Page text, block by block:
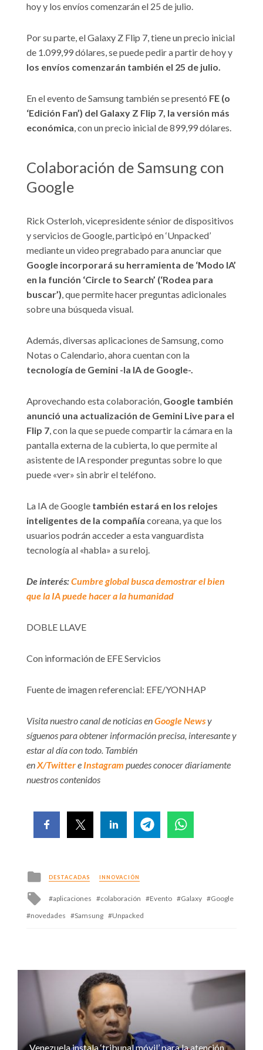
hoy y los envíos comenzarán el 25 de julio.
Por su parte, el Galaxy Z Flip 7, tiene un precio inicial
de 1.099,99 dólares, se puede pedir a partir de hoy y
los envíos comenzarán también el 25 de julio.
En el evento de Samsung también se presentó FE (o
‘Edición Fan’) del Galaxy Z Flip 7, la versión más
económica, con un precio inicial de 899,99 dólares.
Colaboración de Samsung con
Google
Rick Osterloh, vicepresidente sénior de dispositivos
y servicios de Google, participó en ‘Unpacked’
mediante un video pregrabado para anunciar que
Google incorporará su herramienta de ‘Modo IA’
en la función ‘Circle to Search’ (‘Rodea para
buscar’), que permite hacer preguntas adicionales
sobre una búsqueda visual.
Además, diversas aplicaciones de Samsung, como
Notas o Calendario, ahora cuentan con la
tecnología de Gemini -la IA de Google-.
Aprovechando esta colaboración, Google también
anunció una actualización de Gemini Live para el
Flip 7, con la que se puede compartir la cámara en la
pantalla externa de la cubierta, lo que permite al
asistente de IA responder preguntas sobre lo que
puede «ver» sin abrir el teléfono.
La IA de Google también estará en los relojes
inteligentes de la compañía coreana, ya que los
usuarios podrán acceder a esta vanguardista
tecnología al «habla» a su reloj.
De interés:Cumbre global busca demostrar el bien
que la IA puede hacer a la humanidad
DOBLE LLAVE
Con información de EFE Servicios
Fuente de imagen referencial: EFE/YONHAP
Visita nuestro canal de noticias enGoogle Newsy
síguenos para obtener información precisa, interesante y
estar al día con todo. También
enX/Twittere Instagram puedes conocer diariamente
nuestros contenidos
Posted
in
DESTACADAS INNOVACIÓN
Tagged
with
aplicaciones colaboración Evento Galaxy
Google
novedades
Samsung Unpacked
Venezuela instala ‘tribunal móvil’ para la atención